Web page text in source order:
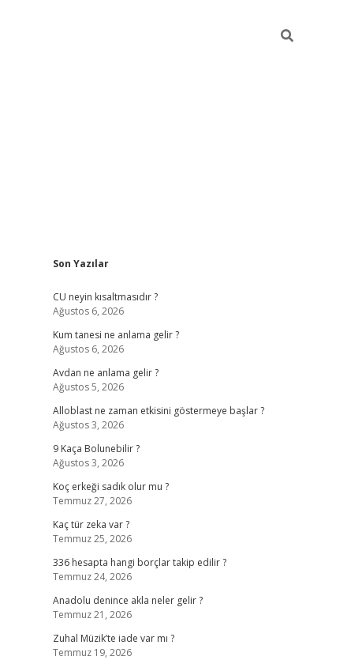
Sidebar
Son Yazılar
CU neyin kısaltmasıdır ?
Ağustos 6, 2026
Kum tanesi ne anlama gelir ?
Ağustos 6, 2026
Avdan ne anlama gelir ?
Ağustos 5, 2026
Alloblast ne zaman etkisini göstermeye başlar ?
Ağustos 3, 2026
9 Kaça Bolunebilir ?
Ağustos 3, 2026
Koç erkeği sadık olur mu ?
Temmuz 27, 2026
Kaç tür zeka var ?
Temmuz 25, 2026
336 hesapta hangi borçlar takip edilir ?
Temmuz 24, 2026
Anadolu denince akla neler gelir ?
Temmuz 21, 2026
Zuhal Müzik’te iade var mı ?
Temmuz 19, 2026